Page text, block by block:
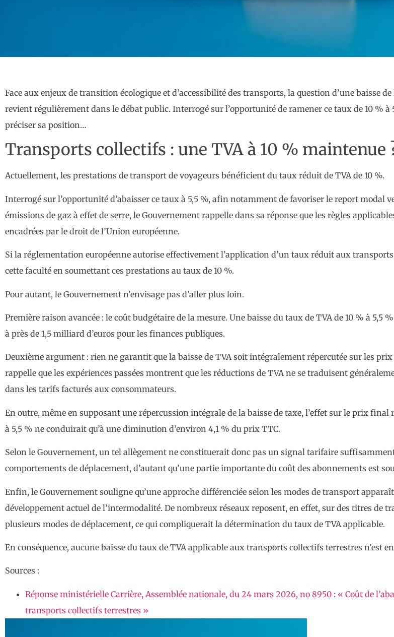
Face aux enjeux de transition écologique et d’accessibilité des transports, la question d’une baisse
revient régulièrement dans le débat public. Interrogé sur l’opportunité de ramener ce taux de 10 % à
préciser sa position…
Transports collectifs : une TVA à 10 % maintenue
Actuellement, les prestations de transport de voyageurs bénéficient du taux réduit de TVA de 10 %.
Interrogé sur l’opportunité d’abaisser ce taux à 5,5 %, afin notamment de favoriser le report modal
émissions de gaz à effet de serre, le Gouvernement rappelle dans sa réponse que les règles
encadrées par le droit de l’Union européenne.
Si la réglementation européenne autorise effectivement l’application d’un taux réduit aux
cette faculté en soumettant ces prestations au taux de 10 %.
Pour autant, le Gouvernement n’envisage pas d’aller plus loin.
Première raison avancée : le coût budgétaire de la mesure. Une baisse du taux de TVA de 10 % à 5,5
à près de 1,5 milliard d’euros pour les finances publiques.
Deuxième argument : rien ne garantit que la baisse de TVA soit intégralement répercutée sur les
rappelle que les expériences passées montrent que les réductions de TVA ne se traduisent
dans les tarifs facturés aux consommateurs.
En outre, même en supposant une répercussion intégrale de la baisse de taxe, l’effet sur le prix final
à 5,5 % ne conduirait qu’à une diminution d’environ 4,1 % du prix TTC.
Selon le Gouvernement, un tel allègement ne constituerait donc pas un signal tarifaire
comportements de déplacement, d’autant qu’une partie importante du coût des abonnements est
Enfin, le Gouvernement souligne qu’une approche différenciée selon les modes de transport
développement actuel de l’intermodalité. De nombreux réseaux reposent, en effet, sur des titres de
plusieurs modes de déplacement, ce qui compliquerait la détermination du taux de TVA applicable.
En conséquence, aucune baisse du taux de TVA applicable aux transports collectifs terrestres n’est
Sources :
Réponse ministérielle Carrière, Assemblée nationale, du 24 mars 2026, no 8950 : « Coût de
transports collectifs terrestres »